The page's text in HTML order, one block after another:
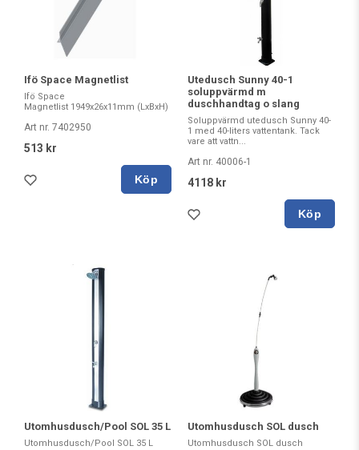
Ifö Space Magnetlist
Ifö Space
Magnetlist 1949x26x11mm (LxBxH)
Art nr. 7402950
513 kr
Köp
Utedusch Sunny 40-1
soluppvärmd m
duschhandtag o slang
Soluppvärmd utedusch Sunny 40-
1 med 40-liters vattentank. Tack
vare att vattn...
Art nr. 40006-1
4118 kr
Köp
Utomhusdusch/Pool SOL 35 L
Utomhusdusch/Pool SOL 35 L
Utomhusdusch SOL dusch
Utomhusdusch SOL dusch